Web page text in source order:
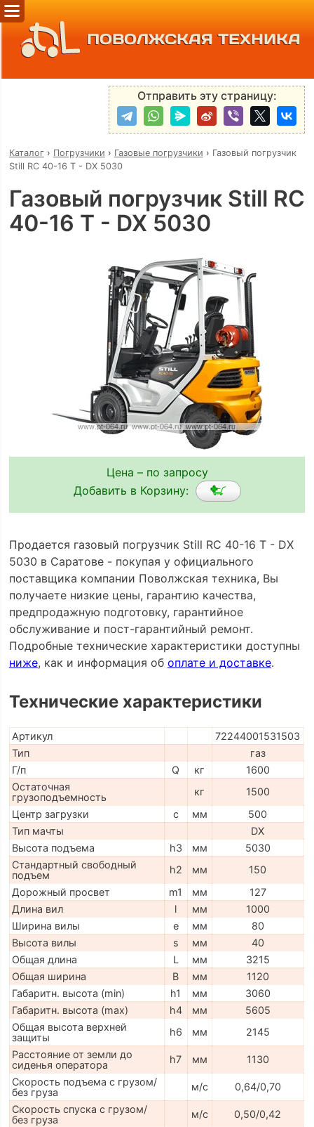
ПОВОЛЖСКАЯ ТЕХНИКА
Отправить эту страницу:
Каталог› Погрузчики › Газовые погрузчики › Газовый погрузчик
Still RC 40-16 T - DX 5030
Газовый погрузчик Still RC
40-16 T - DX 5030
Цена – по запросу
Добавить в Корзину:
Продается газовый погрузчик Still RC 40-16 T - DX
5030 в Саратове - покупая у официального
поставщика компании Поволжская техника, Вы
получаете низкие цены, гарантию качества,
предпродажную подготовку, гарантийное
обслуживание и пост-гарантийный ремонт.
Подробные технические характеристики доступны
ниже, как и информация об оплате и доставке.
Технические характеристики
Артикул
72244001531503
Тип
газ
Г/п
Q кг
1600
Остаточная
грузоподъемность
кг
1500
Центр загрузки
c мм
500
Тип мачты
DX
Высота подъема
h3 мм
5030
Стандартный свободный
подъем
h2 мм
150
Дорожный просвет
m1 мм
127
Длина вил
l мм
1000
Ширина вилы
e мм
80
Высота вилы
s мм
40
Общая длина
L мм
3215
Общая ширина
B мм
1120
Габаритн. высота (min)
h1 мм
3060
Габаритн. высота (max)
h4 мм
5605
Общая высота верхней
защиты
h6 мм
2145
Расстояние от земли до
сиденья оператора
h7 мм
1130
Скорость подъема с грузом/
без груза
м/с
0,64/0,70
Скорость спуска с грузом/
без груза
м/с
0,50/0,42